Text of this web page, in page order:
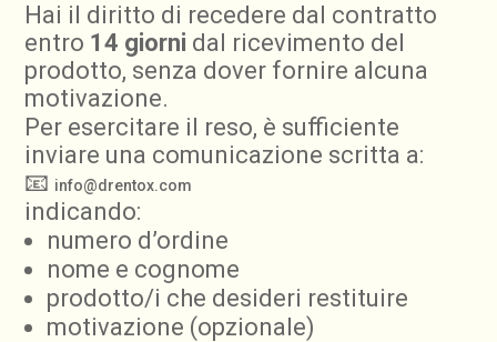
Hai il diritto di recedere dal contratto
entro 14 giorni dal ricevimento del
prodotto, senza dover fornire alcuna
motivazione.
Per esercitare il reso, è sufficiente
inviare una comunicazione scritta a:
📧 info@drentox.com
indicando:
numero d’ordine
nome e cognome
prodotto/i che desideri restituire
motivazione (opzionale)